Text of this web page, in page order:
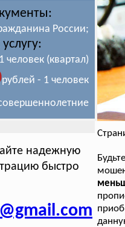
России;
человек (квартал)
рублей - 1 человек
надежную
быстро